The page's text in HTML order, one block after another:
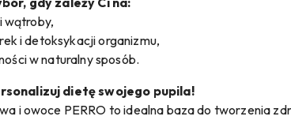
wątroby,
i detoksykacji organizmu,
w naturalny sposób.
dietę swojego pupila!
i owoce PERRO to idealna baza do tworzenia